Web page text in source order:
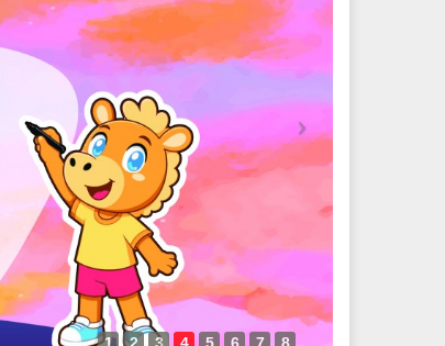
1 2 3 4 5 6 7 8